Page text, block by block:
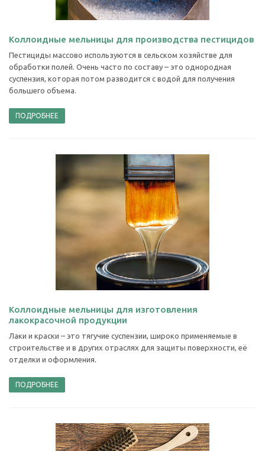
Коллоидные мельницы для производства пестицидов
Пестициды массово используются в сельском хозяйстве для
обработки полей. Очень часто по составу – это однородная
суспензия, которая потом разводится с водой для получения
большего объема.
ПОДРОБНЕЕ
Коллоидные мельницы для изготовления
лакокрасочной продукции
Лаки и краски – это тягучие суспензии, широко применяемые в
строительстве и в других отраслях для защиты поверхности, её
отделки и оформления.
ПОДРОБНЕЕ